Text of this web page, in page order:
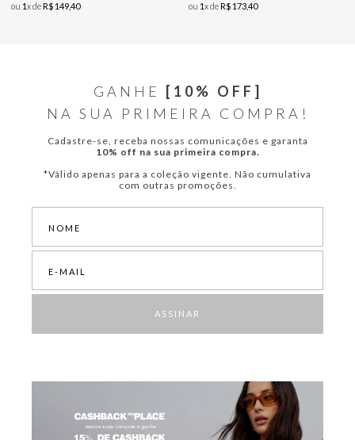
ou 1x deR$ 14940
ou 1x deR$ 17340
GANHE
[10% OFF]
NA SUA PRIMEIRA COMPRA!
Cadastre-se, receba nossas comunicações e garanta
10% off na sua primeira compra.
*Válido apenas para a coleção vigente. Não cumulativa
com outras promoções.
ASSINAR